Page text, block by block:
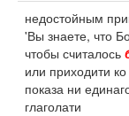
недостойным
'Вы знаете, что
чтобы считалось
или приходити
показа ни
глаголати